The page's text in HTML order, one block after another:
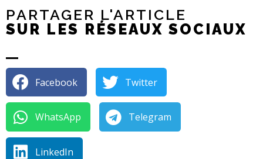
PARTAGER L'ARTICLE
SUR LES RÉSEAUX SOCIAUX
Facebook Twitter
WhatsApp Telegram
LinkedIn